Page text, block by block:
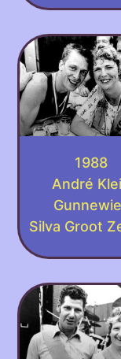
1988
André
Silva Groot